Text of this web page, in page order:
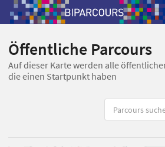
Öffentliche Parcours
Auf dieser Karte werden alle
die einen Startpunkt haben